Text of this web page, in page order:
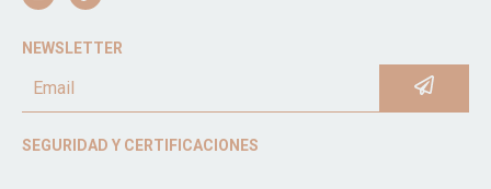
NEWSLETTER
SEGURIDAD Y CERTIFICACIONES